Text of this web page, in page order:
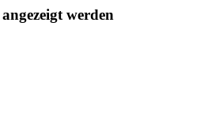
werden